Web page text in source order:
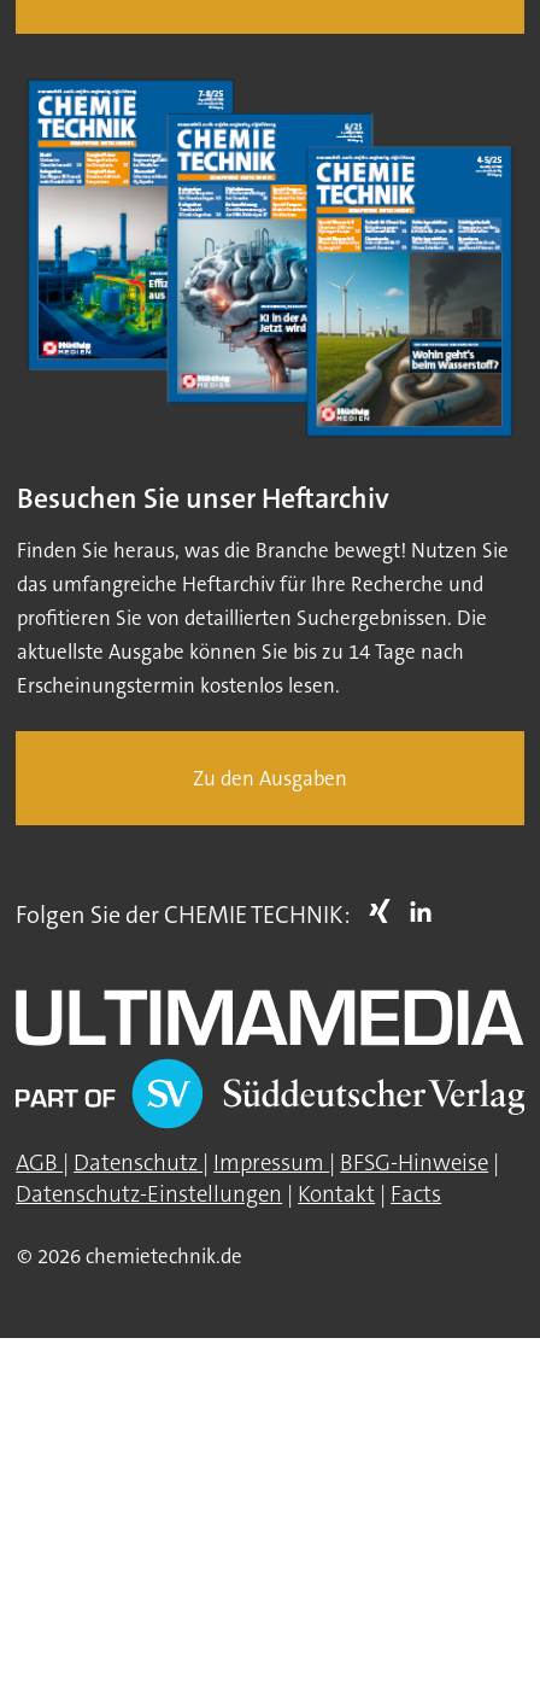
Besuchen Sie unser Heftarchiv
Finden Sie heraus, was die Branche bewegt! Nutzen Sie
das umfangreiche Heftarchiv für Ihre Recherche und
profitieren Sie von detaillierten Suchergebnissen. Die
aktuellste Ausgabe können Sie bis zu 14 Tage nach
Erscheinungstermin kostenlos lesen.
Zu den Ausgaben
Folgen Sie der CHEMIE TECHNIK:
AGB | Datenschutz | Impressum | BFSG-Hinweise |
Datenschutz-Einstellungen | Kontakt | Facts
© 2026 chemietechnik.de